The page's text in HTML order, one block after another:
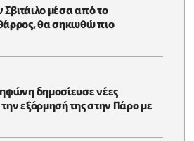
Σβιτάιλο μέσα από το
θα σηκωθώ πιο
δημοσίευσε νέες
εξόρμησή της στην Πάρο με